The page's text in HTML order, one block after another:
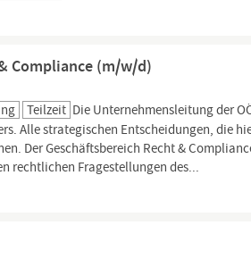
Compliance (m/w/d)
Teilzeit Die Unternehmensleitung der
Alle strategischen Entscheidungen, die
Der Geschäftsbereich Recht &
rechtlichen Fragestellungen des...